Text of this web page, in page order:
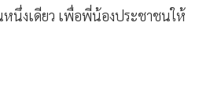
หนึ่งเดียว เพื่อพี่น้องประชาชนให้